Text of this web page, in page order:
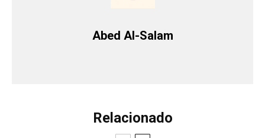
Abed Al-Salam
Relacionado